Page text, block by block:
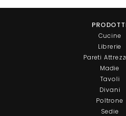
Cucine
Librerie
Pareti
Madie
Tavoli
Divani
Poltrone
Sedie